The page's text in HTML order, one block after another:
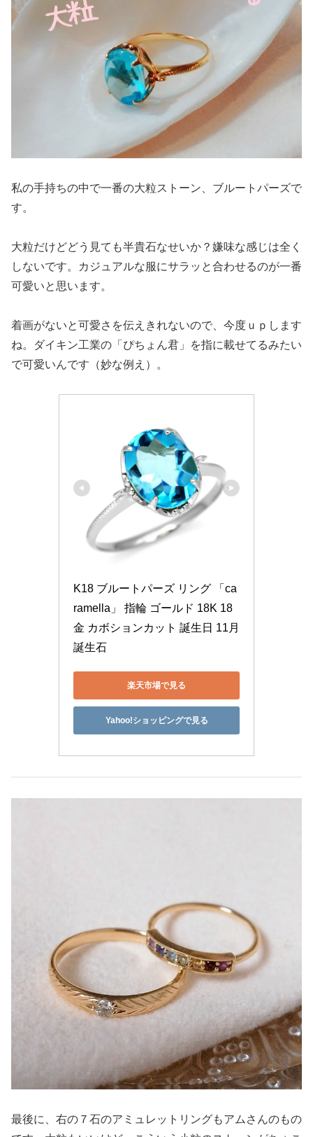
私の手持ちの中で一番の大粒ストーン、ブルートパーズで
す。
大粒だけどどう見ても半貴石なせいか？嫌味な感じは全く
しないです。カジュアルな服にサラッと合わせるのが一番
可愛いと思います。
着画がないと可愛さを伝えきれないので、今度ｕｐします
ね。ダイキン工業の「ぴちょん君」を指に載せてるみたい
で可愛いんです（妙な例え）。
K18 ブルートパーズ リング 「ca
ramella」 指輪 ゴールド 18K 18
金 カボションカット 誕生日 11月
誕生石
楽天市場で見る
Yahoo!ショッピングで見る
最後に、右の７石のアミュレットリングもアムさんのもの